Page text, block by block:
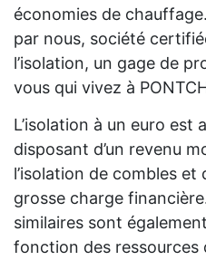
économies de
par nous, société
l’isolation, un gage de
vous qui vivez à
L’isolation à un euro est
disposant d’un revenu
l’isolation de combles
grosse charge
similaires sont
fonction des ressources